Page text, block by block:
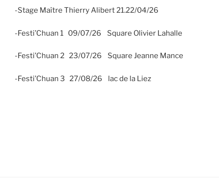
-Stage Maître Thierry Alibert 21.22/04/26
-Festi’Chuan 1 09/07/26 Square Olivier Lahalle
-Festi’Chuan 2 23/07/26 Square Jeanne Mance
-Festi’Chuan 3 27/08/26 lac de la Liez